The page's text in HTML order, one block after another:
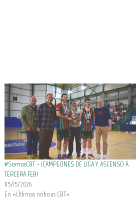
#SomosCBT – ¡CAMPEONES DE LIGA Y ASCENSO A
TERCERA FEB!
05/15/2026
En «Últimas noticias CBT»